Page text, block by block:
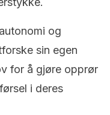
og
sin egen
for å gjøre opprør
i deres